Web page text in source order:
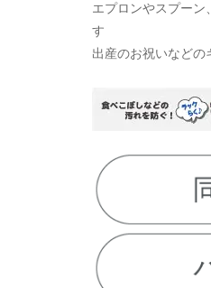
エプロンやスプーン
す
出産のお祝いなどの